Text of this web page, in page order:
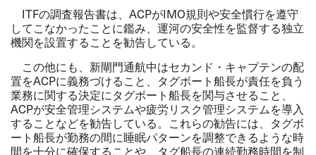
ITFの調査報告書は、ACPがIMO規則や安全慣行を遵守
してこなかったことに鑑み、運河の安全性を監督する独立
機関を設置することを勧告している。
この他にも、新閘門通航中はセカンド・キャプテンの配
置をACPに義務づけること、タグボート船長が責任を負う
業務に関する決定にタグボート船長を関与させること、
ACPが安全管理システムや疲労リスク管理システムを導入
することなどを勧告している。これらの勧告には、タグボ
ート船長が勤務の間に睡眠パターンを調整できるような時
間を十分に確保することや、タグ船長の連続勤務時間を制